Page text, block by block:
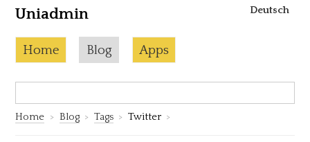
Uniadmin Deutsch
Skip to content
Home Current page:
Blog Apps
Home Blog Tags Twitter